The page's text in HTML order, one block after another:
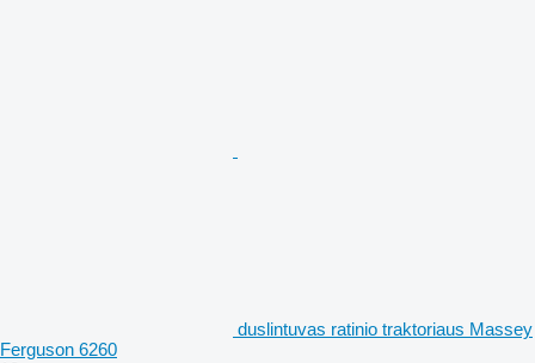
duslintuvas ratinio traktoriaus Massey
Ferguson 6260